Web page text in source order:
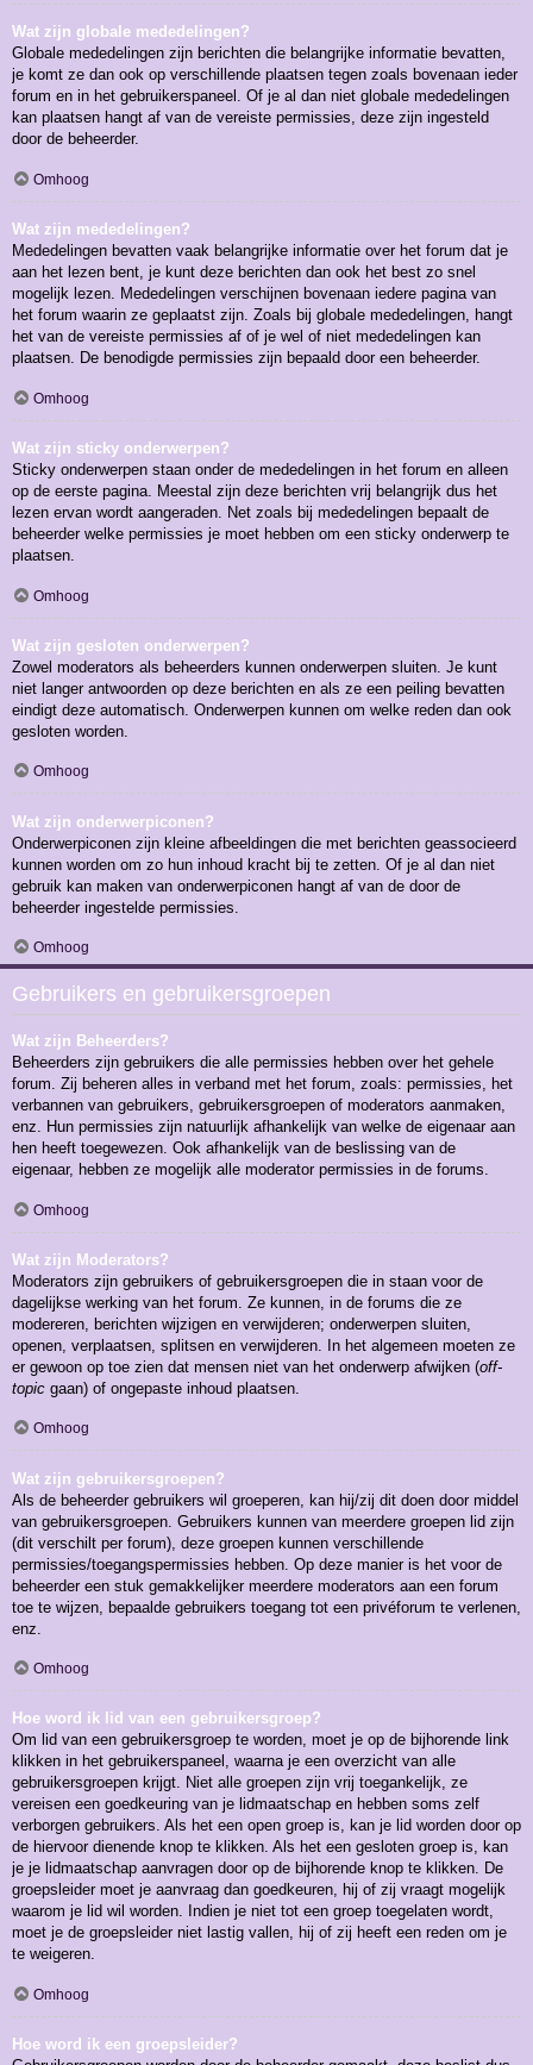
Wat zijn globale mededelingen?
Globale mededelingen zijn berichten die belangrijke informatie bevatten,
je komt ze dan ook op verschillende plaatsen tegen zoals bovenaan ieder
forum en in het gebruikerspaneel. Of je al dan niet globale mededelingen
kan plaatsen hangt af van de vereiste permissies, deze zijn ingesteld
door de beheerder.
Omhoog
Wat zijn mededelingen?
Mededelingen bevatten vaak belangrijke informatie over het forum dat je
aan het lezen bent, je kunt deze berichten dan ook het best zo snel
mogelijk lezen. Mededelingen verschijnen bovenaan iedere pagina van
het forum waarin ze geplaatst zijn. Zoals bij globale mededelingen, hangt
het van de vereiste permissies af of je wel of niet mededelingen kan
plaatsen. De benodigde permissies zijn bepaald door een beheerder.
Omhoog
Wat zijn sticky onderwerpen?
Sticky onderwerpen staan onder de mededelingen in het forum en alleen
op de eerste pagina. Meestal zijn deze berichten vrij belangrijk dus het
lezen ervan wordt aangeraden. Net zoals bij mededelingen bepaalt de
beheerder welke permissies je moet hebben om een sticky onderwerp te
plaatsen.
Omhoog
Wat zijn gesloten onderwerpen?
Zowel moderators als beheerders kunnen onderwerpen sluiten. Je kunt
niet langer antwoorden op deze berichten en als ze een peiling bevatten
eindigt deze automatisch. Onderwerpen kunnen om welke reden dan ook
gesloten worden.
Omhoog
Wat zijn onderwerpiconen?
Onderwerpiconen zijn kleine afbeeldingen die met berichten geassocieerd
kunnen worden om zo hun inhoud kracht bij te zetten. Of je al dan niet
gebruik kan maken van onderwerpiconen hangt af van de door de
beheerder ingestelde permissies.
Omhoog
Gebruikers en gebruikersgroepen
Wat zijn Beheerders?
Beheerders zijn gebruikers die alle permissies hebben over het gehele
forum. Zij beheren alles in verband met het forum, zoals: permissies, het
verbannen van gebruikers, gebruikersgroepen of moderators aanmaken,
enz. Hun permissies zijn natuurlijk afhankelijk van welke de eigenaar aan
hen heeft toegewezen. Ook afhankelijk van de beslissing van de
eigenaar, hebben ze mogelijk alle moderator permissies in de forums.
Omhoog
Wat zijn Moderators?
Moderators zijn gebruikers of gebruikersgroepen die in staan voor de
dagelijkse werking van het forum. Ze kunnen, in de forums die ze
modereren, berichten wijzigen en verwijderen; onderwerpen sluiten,
openen, verplaatsen, splitsen en verwijderen. In het algemeen moeten ze
er gewoon op toe zien dat mensen niet van het onderwerp afwijken (off-
topic gaan) of ongepaste inhoud plaatsen.
Omhoog
Wat zijn gebruikersgroepen?
Als de beheerder gebruikers wil groeperen, kan hij/zij dit doen door middel
van gebruikersgroepen. Gebruikers kunnen van meerdere groepen lid zijn
(dit verschilt per forum), deze groepen kunnen verschillende
permissies/toegangspermissies hebben. Op deze manier is het voor de
beheerder een stuk gemakkelijker meerdere moderators aan een forum
toe te wijzen, bepaalde gebruikers toegang tot een privéforum te verlenen,
enz.
Omhoog
Hoe word ik lid van een gebruikersgroep?
Om lid van een gebruikersgroep te worden, moet je op de bijhorende link
klikken in het gebruikerspaneel, waarna je een overzicht van alle
gebruikersgroepen krijgt. Niet alle groepen zijn vrij toegankelijk, ze
vereisen een goedkeuring van je lidmaatschap en hebben soms zelf
verborgen gebruikers. Als het een open groep is, kan je lid worden door op
de hiervoor dienende knop te klikken. Als het een gesloten groep is, kan
je je lidmaatschap aanvragen door op de bijhorende knop te klikken. De
groepsleider moet je aanvraag dan goedkeuren, hij of zij vraagt mogelijk
waarom je lid wil worden. Indien je niet tot een groep toegelaten wordt,
moet je de groepsleider niet lastig vallen, hij of zij heeft een reden om je
te weigeren.
Omhoog
Hoe word ik een groepsleider?